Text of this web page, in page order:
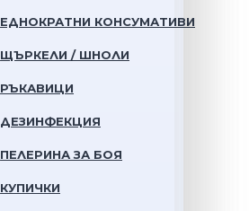
ЕДНОКРАТНИ КОНСУМАТИВИ
ЩЪРКЕЛИ / ШНОЛИ
РЪКАВИЦИ
ДЕЗИНФЕКЦИЯ
ПЕЛЕРИНА ЗА БОЯ
КУПИЧКИ